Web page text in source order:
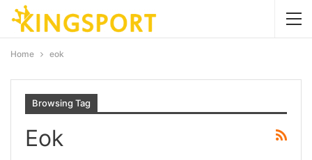
Home eok
Browsing Tag
Eok